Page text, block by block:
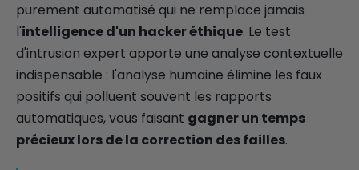
purement automatisé qui ne remplace jamais
l'intelligence d'un hacker éthique. Le test
d'intrusion expert apporte une analyse contextuelle
indispensable : l'analyse humaine élimine les faux
positifs qui polluent souvent les rapports
automatiques, vous faisant gagner un temps
précieux lors de la correction des failles.